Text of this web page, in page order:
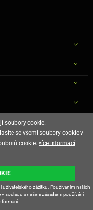
soubory cookie.
se všemi soubory cookie v
cookie. více informací
uživatelského zážitku. Používáním našich
souladu s našimi zásadami používání